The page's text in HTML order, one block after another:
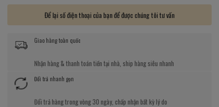
Để lại số điện thoại của bạn để được chúng tôi tư vấn
Giao hàng toàn quốc
Nhận hàng & thanh toán tiền tại nhà, ship hàng siêu nhanh
Đổi trả nhanh gọn
Đổi trả hàng trong vòng 30 ngày, chấp nhận bất kỳ lý do